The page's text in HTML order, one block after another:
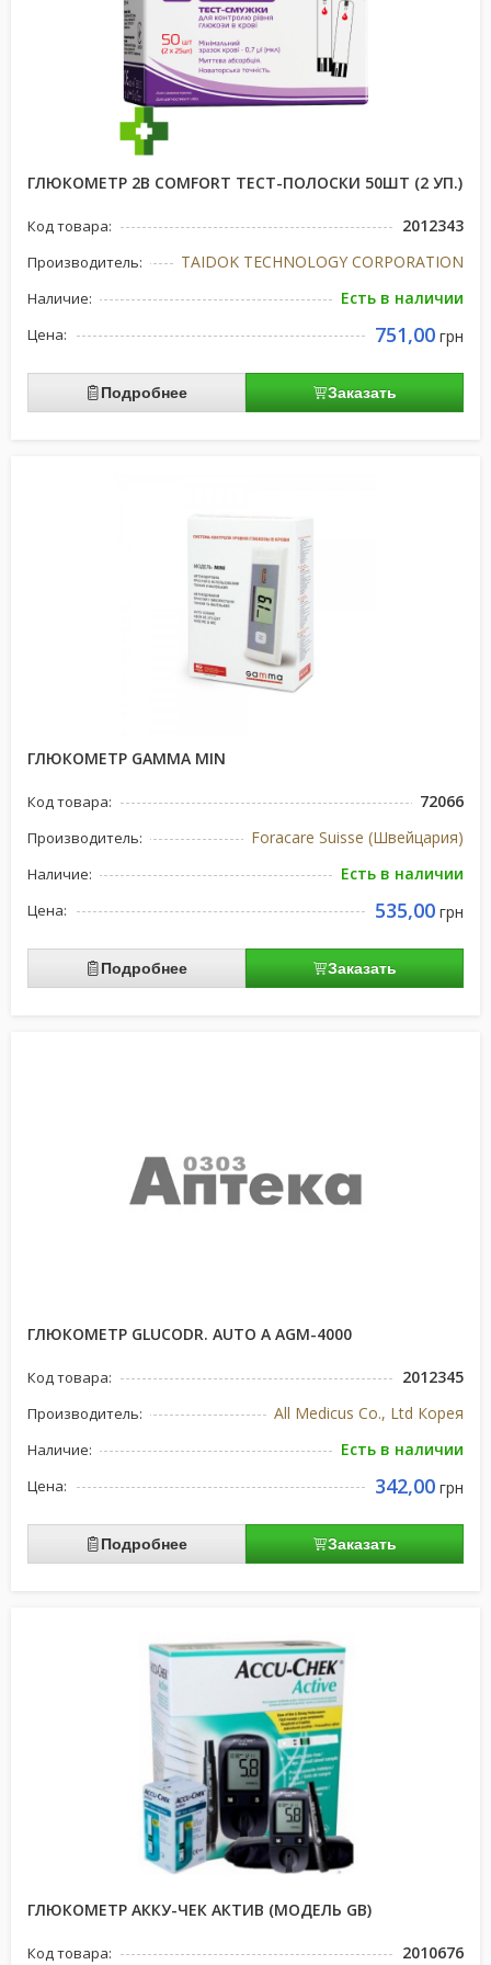
ГЛЮКОМЕТР 2B COMFORT ТЕСТ-ПОЛОСКИ 50ШТ (2 УП.)
Код товара: 2012343
Производитель: TAIDOK TECHNOLOGY CORPORATION
Наличие: Есть в наличии
Цена: 751,00 грн
Подробнее Заказать
ГЛЮКОМЕТР GAMMA MIN
Код товара: 72066
Производитель: Foracare Suisse (Швейцария)
Наличие: Есть в наличии
Цена: 535,00 грн
Подробнее Заказать
ГЛЮКОМЕТР GLUCODR. AUTO А AGM-4000
Код товара: 2012345
Производитель: All Medicus Co., Ltd Корея
Наличие: Есть в наличии
Цена: 342,00 грн
Подробнее Заказать
ГЛЮКОМЕТР АККУ-ЧЕК АКТИВ (МОДЕЛЬ GB)
Код товара: 2010676